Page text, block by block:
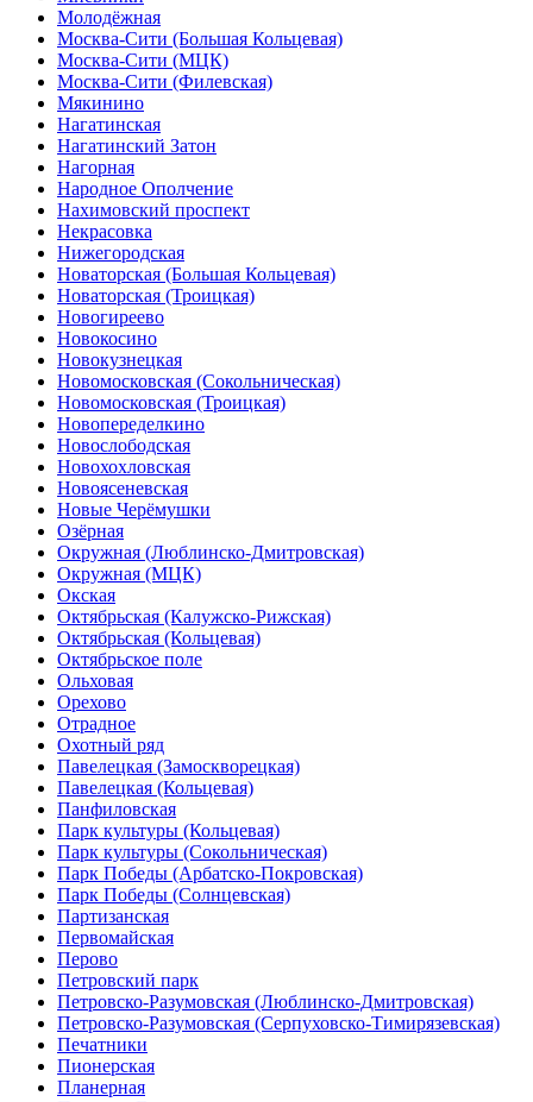
Молодёжная
Москва-Сити (Большая Кольцевая)
Москва-Сити (МЦК)
Москва-Сити (Филевская)
Мякинино
Нагатинская
Нагатинский Затон
Нагорная
Народное Ополчение
Нахимовский проспект
Некрасовка
Нижегородская
Новаторская (Большая Кольцевая)
Новаторская (Троицкая)
Новогиреево
Новокосино
Новокузнецкая
Новомосковская (Сокольническая)
Новомосковская (Троицкая)
Новопеределкино
Новослободская
Новохохловская
Новоясеневская
Новые Черёмушки
Озёрная
Окружная (Люблинско-Дмитровская)
Окружная (МЦК)
Окская
Октябрьская (Калужско-Рижская)
Октябрьская (Кольцевая)
Октябрьское поле
Ольховая
Орехово
Отрадное
Охотный ряд
Павелецкая (Замоскворецкая)
Павелецкая (Кольцевая)
Панфиловская
Парк культуры (Кольцевая)
Парк культуры (Сокольническая)
Парк Победы (Арбатско-Покровская)
Парк Победы (Солнцевская)
Партизанская
Первомайская
Перово
Петровский парк
Петровско-Разумовская (Люблинско-Дмитровская)
Петровско-Разумовская (Серпуховско-Тимирязевская)
Печатники
Пионерская
Планерная